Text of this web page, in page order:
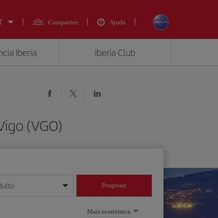
Companies Ajuda
Iberia Iberia Club
(VGO)
ano
Pesquisar
Mais económica